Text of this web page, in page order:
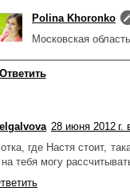
Polina Khoronko
Московская
Ответить
28 июня 2012 г.
где Настя стоит,
тебя могу